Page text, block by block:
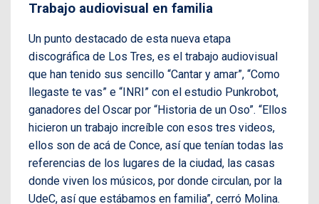
Trabajo audiovisual en familia
Un punto destacado de esta nueva etapa
discográfica de Los Tres, es el trabajo audiovisual
que han tenido sus sencillo “Cantar y amar”, “Como
llegaste te vas” e “INRI” con el estudio Punkrobot,
ganadores del Oscar por “Historia de un Oso”. “Ellos
hicieron un trabajo increíble con esos tres videos,
ellos son de acá de Conce, así que tenían todas las
referencias de los lugares de la ciudad, las casas
donde viven los músicos, por donde circulan, por la
UdeC, así que estábamos en familia”, cerró Molina.